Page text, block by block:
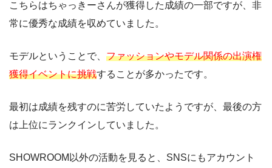
こちらはちゃっきーさんが獲得した成績の一部ですが、非
常に優秀な成績を収めていました。
モデルということで、 ファッションやモデル関係の出演権
獲得イベントに挑戦することが多かったです。
最初は成績を残すのに苦労していたようですが、最後の方
は上位にランクインしていました。
SHOWROOM以外の活動を見ると、SNSにもアカウント